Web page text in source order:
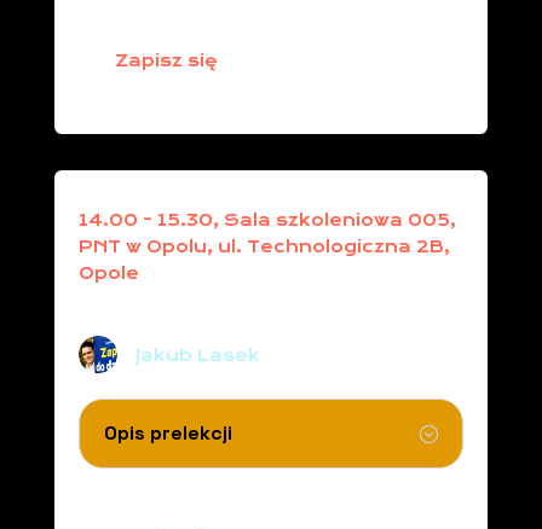
Zapisz się
14.00 - 15.30, Sala szkoleniowa 005,
PNT w Opolu, ul. Technologiczna 2B,
Opole
Jakub Lasek
Opis prelekcji